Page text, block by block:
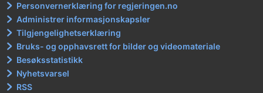
Personvernerklæring for regjeringen.no
Administrer informasjonskapsler
Tilgjengelighetserklæring
Bruks- og opphavsrett for bilder og videomateriale
Besøksstatistikk
Nyhetsvarsel
RSS